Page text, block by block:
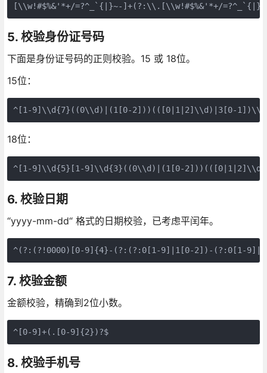
[\\w!#$%&'*+/=?^_`{|}~-]+(?:\\.[\\w!#$%&'*+/
5. 校验身份证号码
下面是身份证号码的正则校验。15 或 18位。
15位：
^[1-9]\\d{7}((0\\d)|(1[0-2]))(([0|1|2]\\d)|3[0-
18位：
^[1-9]\\d{5}[1-9]\\d{3}((0\\d)|(1[0-
6. 校验日期
“yyyy-mm-dd“ 格式的日期校验，已考虑平闰年。
^(?:(?!0000)[0-9]{4}-(?:(?:0[1-9]|1[0-2])-(?:0[1-
7. 校验金额
金额校验，精确到2位小数。
^[0-9]+(.[0-9]{2})?$
8. 校验手机号